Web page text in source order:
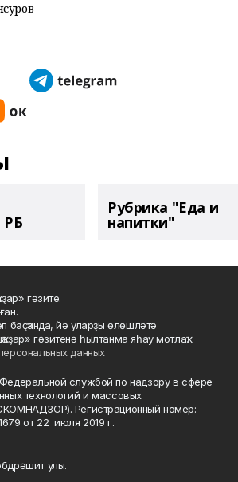
РБ
Рубрика "Еда и
напитки"
гәзите.
баҫҡанда, йә уларҙы өлөшләтә
гәзитенә һылтанма яһау мотлаҡ.
данных
службой по надзору в сфере
технологий и массовых
Регистрационный номер:
от 22 июля 2019 г.
улы.